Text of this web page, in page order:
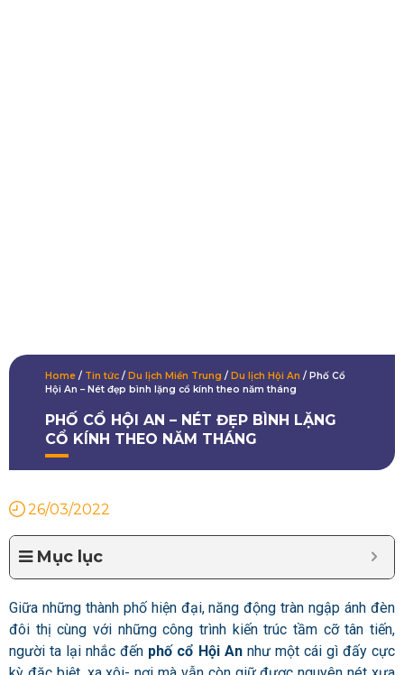
Home / Tin tức / Du lịch Miền Trung / Du lịch Hội An / Phố Cổ
Hội An – Nét đẹp bình lặng cổ kính theo năm tháng
PHỐ CỔ HỘI AN – NÉT ĐẸP BÌNH LẶNG
CỔ KÍNH THEO NĂM THÁNG
26/03/2022
Mục lục
Giữa những thành phố hiện đại, năng động tràn ngập ánh đèn
đôi thị cùng với những công trình kiến trúc tầm cỡ tân tiến,
người ta lại nhắc đến phố cổ Hội An như một cái gì đấy cực